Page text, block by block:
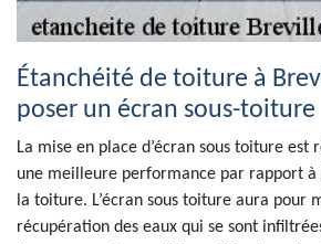
Étanchéité de toiture à
poser un écran sous-toiture
La mise en place d’écran sous toiture est
une meilleure performance par rapport à
la toiture. L’écran sous toiture aura pour
récupération des eaux qui se sont